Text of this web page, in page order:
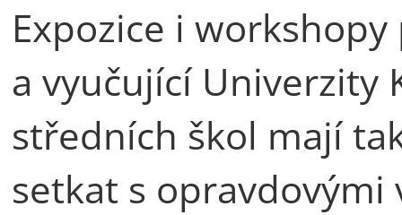
Expozice i
a vyučující Univerzity
středních škol mají
setkat s